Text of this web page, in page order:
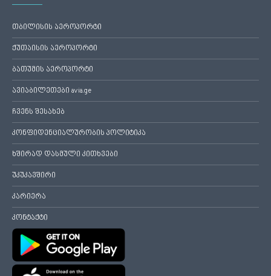
თბილისის აეროპორტი
ქუთაისის აეროპორტი
ბათუმის აეროპორტი
ავიაბილეთები avia.ge
ჩვენს შესახებ
კონფიდენციალურობის პოლიტიკა
ხშირად დასმული კითხვები
უკუკავშირი
კარიერა
კონტაქტი